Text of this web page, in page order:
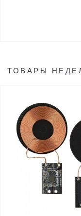
ТОВАРЫ